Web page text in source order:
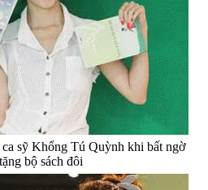
sỹ Khổng Tú Quỳnh khi bất ngờ
bộ sách đôi